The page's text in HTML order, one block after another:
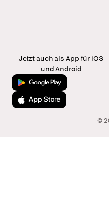
Jetzt auch als App für iOS
und Android
Jetzt bei Google Play
Laden im App Store
©